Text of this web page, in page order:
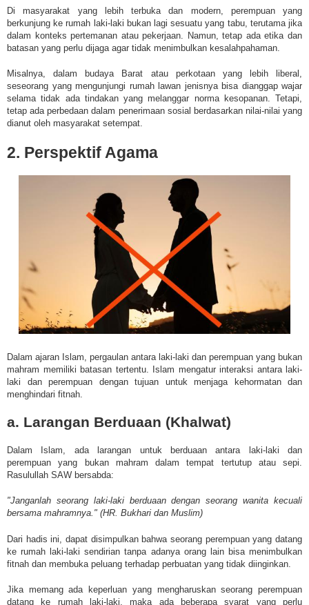
Di masyarakat yang lebih terbuka dan modern, perempuan yang
berkunjung ke rumah laki-laki bukan lagi sesuatu yang tabu, terutama jika
dalam konteks pertemanan atau pekerjaan. Namun, tetap ada etika dan
batasan yang perlu dijaga agar tidak menimbulkan kesalahpahaman.
Misalnya, dalam budaya Barat atau perkotaan yang lebih liberal,
seseorang yang mengunjungi rumah lawan jenisnya bisa dianggap wajar
selama tidak ada tindakan yang melanggar norma kesopanan. Tetapi,
tetap ada perbedaan dalam penerimaan sosial berdasarkan nilai-nilai yang
dianut oleh masyarakat setempat.
2. Perspektif Agama
Dalam ajaran Islam, pergaulan antara laki-laki dan perempuan yang bukan
mahram memiliki batasan tertentu. Islam mengatur interaksi antara laki-
laki dan perempuan dengan tujuan untuk menjaga kehormatan dan
menghindari fitnah.
a. Larangan Berduaan (Khalwat)
Dalam Islam, ada larangan untuk berduaan antara laki-laki dan
perempuan yang bukan mahram dalam tempat tertutup atau sepi.
Rasulullah SAW bersabda:
"Janganlah seorang laki-laki berduaan dengan seorang wanita kecuali
bersama mahramnya." (HR. Bukhari dan Muslim)
Dari hadis ini, dapat disimpulkan bahwa seorang perempuan yang datang
ke rumah laki-laki sendirian tanpa adanya orang lain bisa menimbulkan
fitnah dan membuka peluang terhadap perbuatan yang tidak diinginkan.
Jika memang ada keperluan yang mengharuskan seorang perempuan
datang ke rumah laki-laki, maka ada beberapa syarat yang perlu